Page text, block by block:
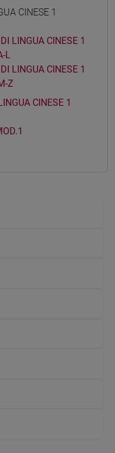
CINESE 1
LINGUA CINESE 1
L
LINGUA CINESE 1
Z
CINESE 1